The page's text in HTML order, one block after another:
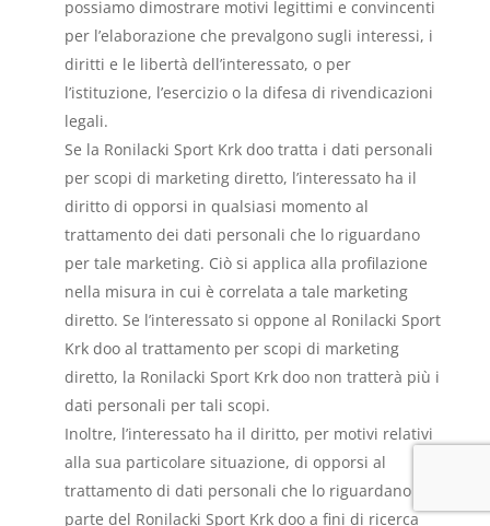
possiamo dimostrare motivi legittimi e convincenti
per l’elaborazione che prevalgono sugli interessi, i
diritti e le libertà dell’interessato, o per
l’istituzione, l’esercizio o la difesa di rivendicazioni
legali.
Se la Ronilacki Sport Krk doo tratta i dati personali
per scopi di marketing diretto, l’interessato ha il
diritto di opporsi in qualsiasi momento al
trattamento dei dati personali che lo riguardano
per tale marketing. Ciò si applica alla profilazione
nella misura in cui è correlata a tale marketing
diretto. Se l’interessato si oppone al Ronilacki Sport
Krk doo al trattamento per scopi di marketing
diretto, la Ronilacki Sport Krk doo non tratterà più i
dati personali per tali scopi.
Inoltre, l’interessato ha il diritto, per motivi relativi
alla sua particolare situazione, di opporsi al
trattamento di dati personali che lo riguardano da
parte del Ronilacki Sport Krk doo a fini di ricerca